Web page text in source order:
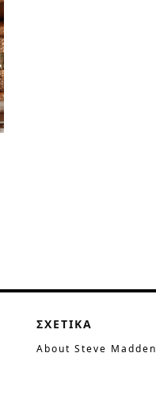
ΣΧΕΤΙΚΑ
About Steve Madden